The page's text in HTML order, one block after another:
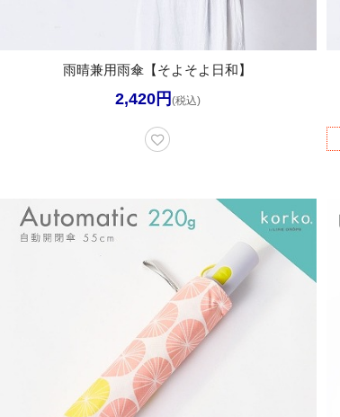
雨晴兼用雨傘【そよそよ日和】
2,420円 (税込)